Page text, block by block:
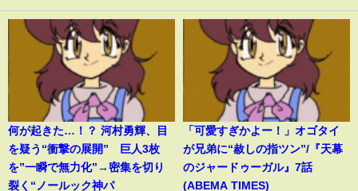
何が起きた…！？ 河村勇輝、目
を疑う“衝撃の展開” 巨人3枚
を”一瞬で無力化”→密集を切り
裂く“ノールック神パ
「可愛すぎかよー！」オゴタイ
が兄弟に“赦しの指ツン”/『天幕
のジャードゥーガル』7話
(ABEMA TIMES)